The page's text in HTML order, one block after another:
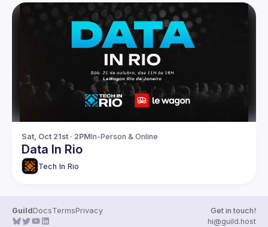
Sat, Oct 21st · 2PMIn-Person & Online
Data In Rio
Tech In Rio
GuildDocsTermsPrivacy
Get in touch!
hi@guild.host